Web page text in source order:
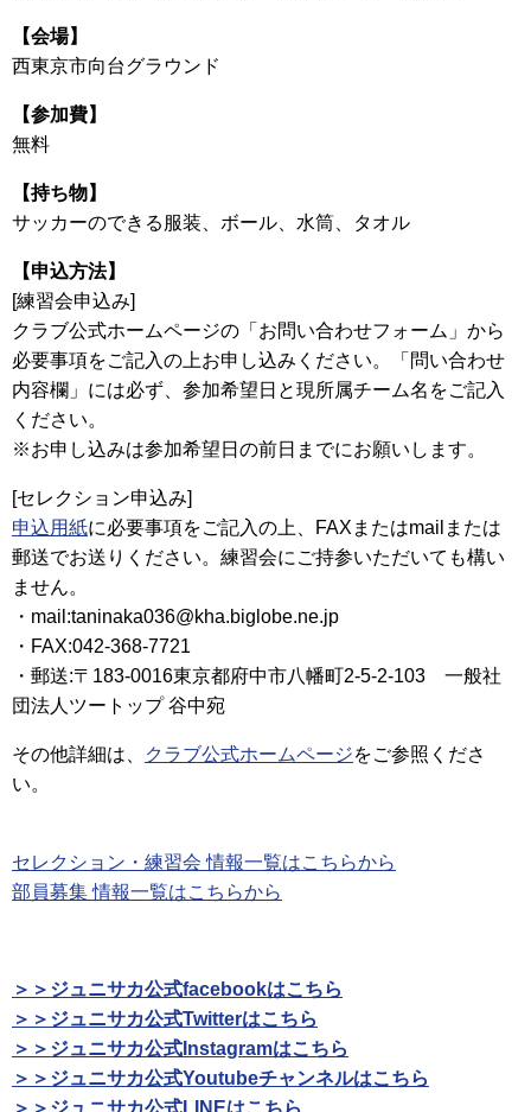
【会場】
西東京市向台グラウンド
【参加費】
無料
【持ち物】
サッカーのできる服装、ボール、水筒、タオル
【申込方法】
[練習会申込み]
クラブ公式ホームページの「お問い合わせフォーム」から
必要事項をご記入の上お申し込みください。「問い合わせ
内容欄」には必ず、参加希望日と現所属チーム名をご記入
ください。
※お申し込みは参加希望日の前日までにお願いします。
[セレクション申込み]
申込用紙に必要事項をご記入の上、FAXまたはmailまたは
郵送でお送りください。練習会にご持参いただいても構い
ません。
・mail:taninaka036@kha.biglobe.ne.jp
・FAX:042-368-7721
・郵送:〒183-0016東京都府中市八幡町2-5-2-103 一般社
団法人ツートップ 谷中宛
その他詳細は、 クラブ公式ホームページをご参照くださ
い。
セレクション・練習会 情報一覧はこちらから
部員募集 情報一覧はこちらから
＞＞ジュニサカ公式facebookはこちら
＞＞ジュニサカ公式Twitterはこちら
＞＞ジュニサカ公式Instagramはこちら
＞＞ジュニサカ公式Youtubeチャンネルはこちら
＞＞ジュニサカ公式LINEはこちら